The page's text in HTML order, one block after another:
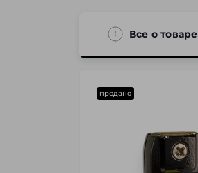
Все о товаре
продано